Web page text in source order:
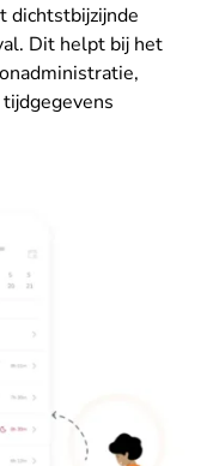
dichtstbijzijnde
Dit helpt bij het